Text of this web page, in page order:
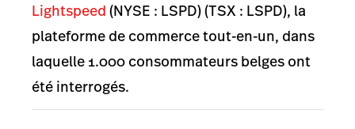
Lightspeed (NYSE : LSPD) (TSX : LSPD), la
plateforme de commerce tout-en-un, dans
laquelle 1.000 consommateurs belges ont
été interrogés.